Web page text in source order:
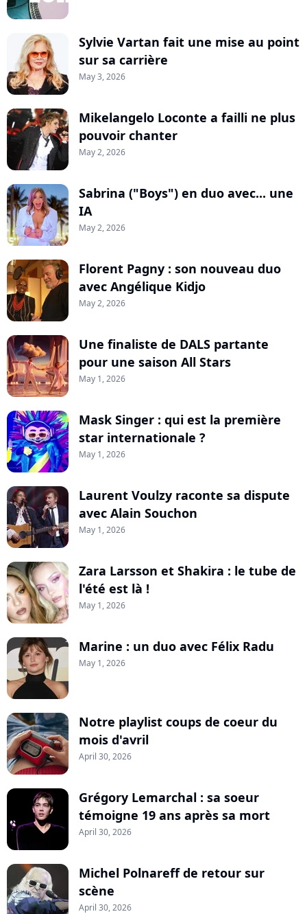
Sylvie Vartan fait une mise au point
sur sa carrière
May 3, 2026
Mikelangelo Loconte a failli ne plus
pouvoir chanter
May 2, 2026
Sabrina ("Boys") en duo avec... une
IA
May 2, 2026
Florent Pagny : son nouveau duo
avec Angélique Kidjo
May 2, 2026
Une finaliste de DALS partante
pour une saison All Stars
May 1, 2026
Mask Singer : qui est la première
star internationale ?
May 1, 2026
Laurent Voulzy raconte sa dispute
avec Alain Souchon
May 1, 2026
Zara Larsson et Shakira : le tube de
l'été est là !
May 1, 2026
Marine : un duo avec Félix Radu
May 1, 2026
Notre playlist coups de coeur du
mois d'avril
April 30, 2026
Grégory Lemarchal : sa soeur
témoigne 19 ans après sa mort
April 30, 2026
Michel Polnareff de retour sur
scène
April 30, 2026